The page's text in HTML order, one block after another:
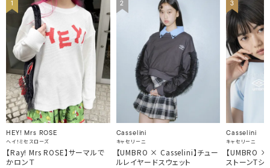
1
HEY! Mrs ROSE
ヘイ！ミセスローズ
【Ray! Mrs ROSE】サーマルで
かロンＴ
2
Casselini
キャセリーニ
【UMBRO × Casselini】チュー
ルレイヤードスウェット
3
Casselini
キャセリーニ
【UMBRO
ストーンTシ